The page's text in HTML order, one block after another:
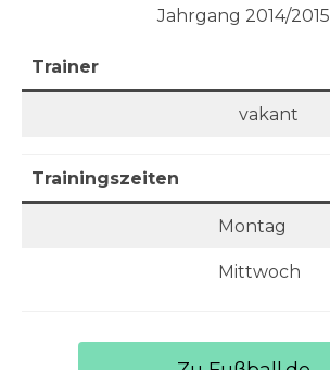
Jahrgang 2014/2015
Trainer
vakant
Trainingszeiten
Montag
Mittwoch